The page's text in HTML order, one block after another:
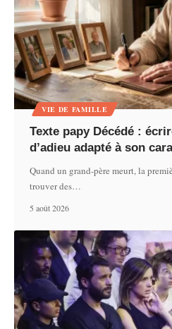
VIE DE FAMILLE
Texte papy Décédé :
d’adieu adapté à son
Quand un grand-père meurt, la
trouver des…
5 août 2026